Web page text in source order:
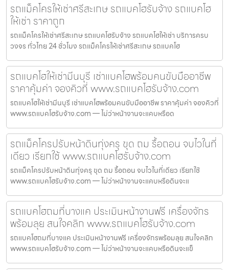
รถแม็คโครให้เช่าศรีสะเกษ รถแบคโฮรับจ้าง รถแบคโฮ
ให้เช่า ราคาถูก
รถแม็คโครให้เช่าศรีสะเกษ รถแบคโฮรับจ้าง รถแบคโฮให้เช่า บริการครบ
วงจร ทั่วไทย 24 ชั่วโมง รถแม็คโครให้เช่าศรีสะเกษ รถแบคโฮ
รถแบคโฮให้เช่ามีนบุรี เช่าแบคโฮพร้อมคนขับมืออาชีพ
ราคาคุ้มค่า จองคิวที่ www.รถแบคโฮรับจ้าง.com
รถแบคโฮให้เช่ามีนบุรี เช่าแบคโฮพร้อมคนขับมืออาชีพ ราคาคุ้มค่า จองคิวที่
www.รถแบคโฮรับจ้าง.com — ไม่ว่าหน้างานจะแคบหรือด
รถแม็คโครปรับหน้าดินทุ่งครุ ขุด ถม รื้อถอน จบไวในที่
เดียว เรียกใช้ www.รถแบคโฮรับจ้าง.com
รถแม็คโครปรับหน้าดินทุ่งครุ ขุด ถม รื้อถอน จบไวในที่เดียว เรียกใช้
www.รถแบคโฮรับจ้าง.com — ไม่ว่าหน้างานจะแคบหรือดินจะแ
รถแบคโฮถมที่บางแค ประเมินหน้างานฟรี เครื่องจักร
พร้อมลุย สนใจคลิก www.รถแบคโฮรับจ้าง.com
รถแบคโฮถมที่บางแค ประเมินหน้างานฟรี เครื่องจักรพร้อมลุย สนใจคลิก
www.รถแบคโฮรับจ้าง.com — ไม่ว่าหน้างานจะแคบหรือดินจะแข็